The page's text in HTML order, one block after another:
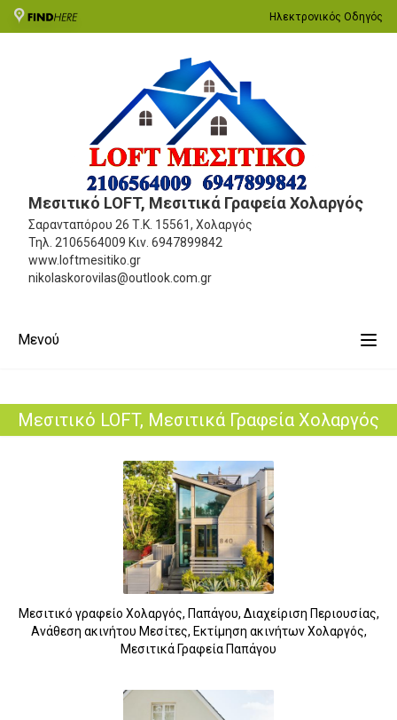
Ηλεκτρονικός Οδηγός
Μεσιτικό LOFT, Μεσιτικά Γραφεία Χολαργός
Σαρανταπόρου 26 Τ.Κ. 15561, Χολαργός
Τηλ. 2106564009 Κιν. 6947899842
www.loftmesitiko.gr
nikolaskorovilas@outlook.com.gr
Μενού
Μεσιτικό LOFT, Μεσιτικά Γραφεία Χολαργός
Μεσιτικό γραφείο Χολαργός, Παπάγου, Διαχείριση Περιουσίας,
Ανάθεση ακινήτου Μεσίτες, Εκτίμηση ακινήτων Χολαργός,
Μεσιτικά Γραφεία Παπάγου